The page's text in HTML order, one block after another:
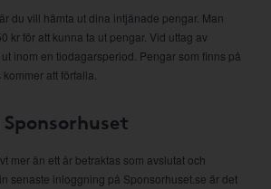
du vill hämta ut dina intjänade pengar. Man
kr för att kunna ta ut pengar. Vid uttag av
inom en tiodagarsperiod. Pengar som finns på
att förfalla.
mer än ett år betraktas som avslutat och
senaste inloggning på Sponsorhuset.se är det